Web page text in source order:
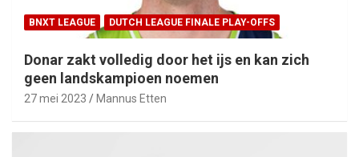
BNXT LEAGUE DUTCH LEAGUE FINALE PLAY-OFFS
Donar zakt volledig door het ijs en kan zich
geen landskampioen noemen
27 mei 2023 Mannus Etten